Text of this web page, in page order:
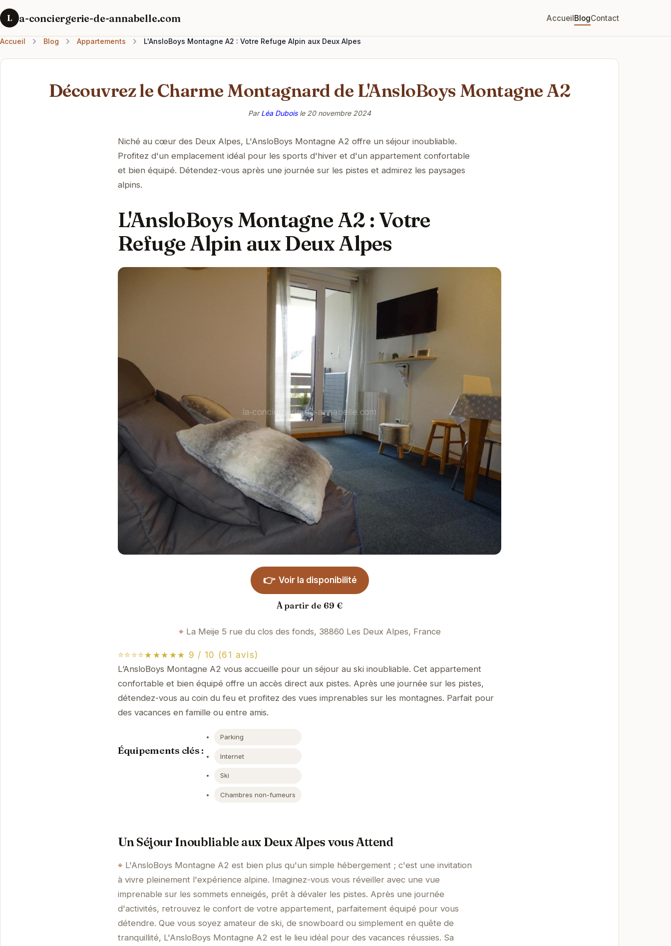
L a-conciergerie-de-annabelle.com AccueilBlogContact
Accueil Blog Appartements L'AnsloBoys Montagne A2 : Votre Refuge Alpin aux Deux Alpes
Découvrez le Charme Montagnard de L'AnsloBoys Montagne A2
ParLéa Duboisle 20 novembre 2024
Niché au cœur des Deux Alpes, L'AnsloBoys Montagne A2 offre un séjour inoubliable.
Profitez d'un emplacement idéal pour les sports d'hiver et d'un appartement confortable
et bien équipé. Détendez-vous après une journée sur les pistes et admirez les paysages
alpins.
L'AnsloBoys Montagne A2 : Votre
Refuge Alpin aux Deux Alpes
👉 Voir la disponibilité
À partir de 69 €
La Meije 5 rue du clos des fonds, 38860 Les Deux Alpes, France
⭐⭐⭐⭐★★★★★ 9 / 10 (61 avis)
L’AnsloBoys Montagne A2 vous accueille pour un séjour au ski inoubliable. Cet appartement
confortable et bien équipé offre un accès direct aux pistes. Après une journée sur les pistes,
détendez-vous au coin du feu et profitez des vues imprenables sur les montagnes. Parfait pour
des vacances en famille ou entre amis.
Équipements clés :
Parking
Internet
Ski
Chambres non-fumeurs
Un Séjour Inoubliable aux Deux Alpes vous Attend
L'AnsloBoys Montagne A2 est bien plus qu'un simple hébergement ; c'est une invitation
à vivre pleinement l'expérience alpine. Imaginez-vous vous réveiller avec une vue
imprenable sur les sommets enneigés, prêt à dévaler les pistes. Après une journée
d'activités, retrouvez le confort de votre appartement, parfaitement équipé pour vous
détendre. Que vous soyez amateur de ski, de snowboard ou simplement en quête de
tranquillité, L'AnsloBoys Montagne A2 est le lieu idéal pour des vacances réussies. Sa